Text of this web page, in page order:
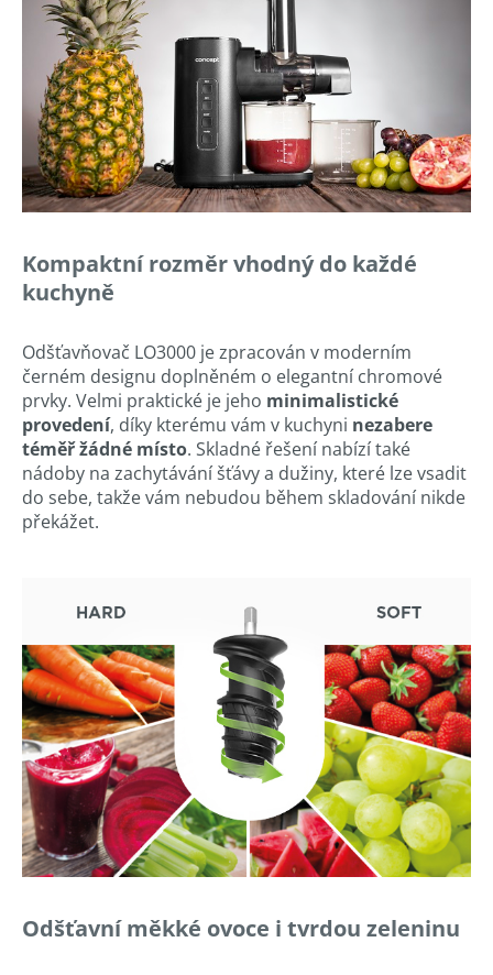
Kompaktní rozměr vhodný do každé
kuchyně
Odšťavňovač LO3000 je zpracován v moderním
černém designu doplněném o elegantní chromové
prvky. Velmi praktické je jeho minimalistické
provedení, díky kterému vám v kuchyni nezabere
téměř žádné místo. Skladné řešení nabízí také
nádoby na zachytávání šťávy a dužiny, které lze vsadit
do sebe, takže vám nebudou během skladování nikde
překážet.
Odšťavní měkké ovoce i tvrdou zeleninu